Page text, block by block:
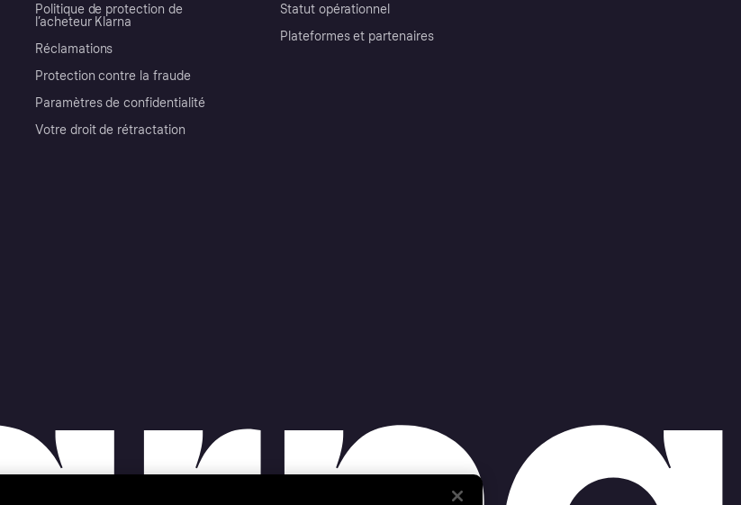
Politique de protection de
l’acheteur Klarna
Réclamations
Protection contre la fraude
Paramètres de confidentialité
Votre droit de rétractation
Statut opérationnel
Plateformes et partenaires